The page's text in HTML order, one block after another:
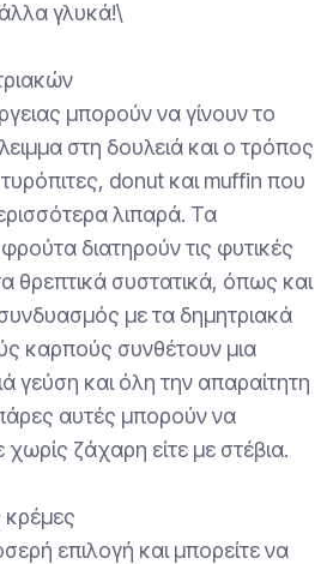
γλυκά!\
μπορούν να γίνουν το
στη δουλειά και ο τρόπος
donut και muffin που
λιπαρά. Τα
διατηρούν τις φυτικές
θρεπτικά συστατικά, όπως και
με τα δημητριακά
καρπούς συνθέτουν μια
γεύση και όλη την απαραίτητη
αυτές μπορούν να
χωρίς ζάχαρη είτε με στέβια.
επιλογή και μπορείτε να